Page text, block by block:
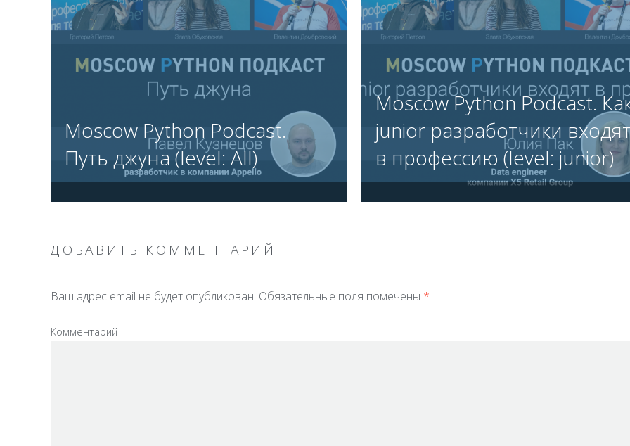
Moscow Python Podcast.
Путь джуна (level: All)
Moscow Python Podcast.
junior разработчики
в профессию (level: junior)
ДОБАВИТЬ КОММЕНТАРИЙ
Ваш адрес email не будет опубликован. Обязательные поля помечены *
Комментарий